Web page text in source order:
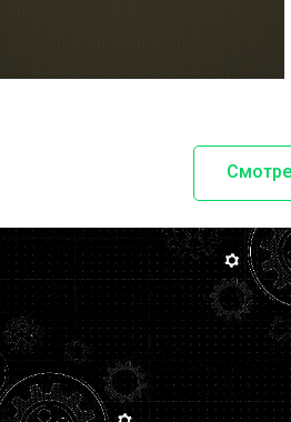
Вращающиеся шестеренки - 2
1 726 ID-2